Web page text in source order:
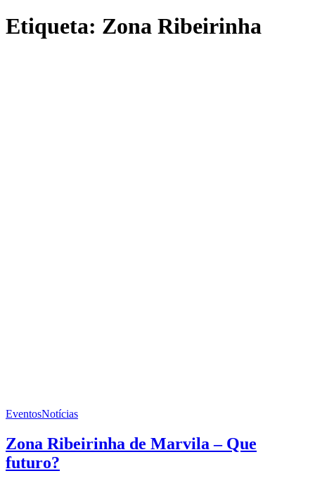
Etiqueta: Zona Ribeirinha
EventosNotícias
Zona Ribeirinha de Marvila – Que
futuro?